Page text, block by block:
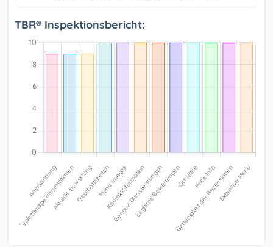
TBR® Inspektionsbericht: